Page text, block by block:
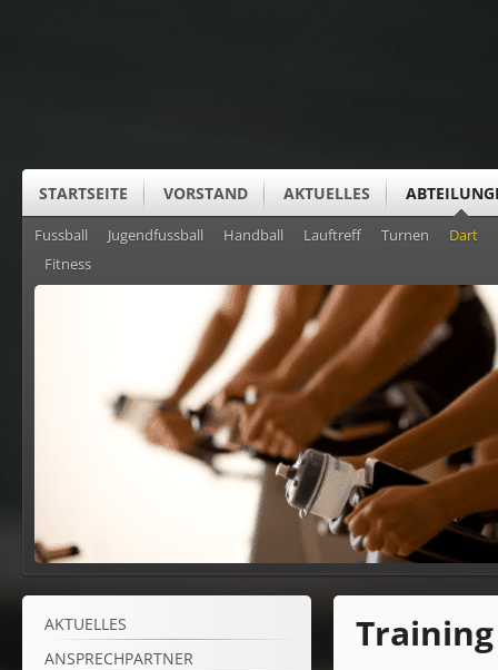
STARTSEITE VORSTAND AKTUELLES
SUS CLUBHEIM
Fussball Jugendfussball Handball Lauftreff Turnen
Dart
Fitness
AKTUELLES
ANSPRECHPARTNER
Training